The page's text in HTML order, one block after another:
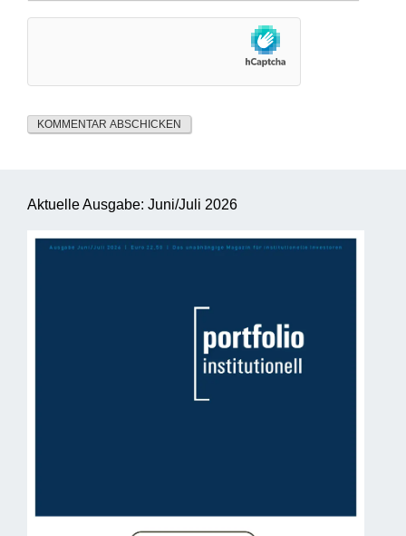
Aktuelle Ausgabe: Juni/Juli 2026